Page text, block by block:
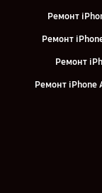
Ремонт
Ремонт
Ремонт
Ремонт iPhone